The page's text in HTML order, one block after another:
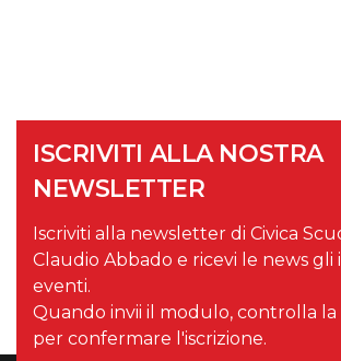
ISCRIVITI ALLA NOSTRA
NEWSLETTER
Iscriviti alla newsletter di Civica
Claudio Abbado e ricevi le news gli
eventi.
Quando invii il modulo, controlla
per confermare l'iscrizione.